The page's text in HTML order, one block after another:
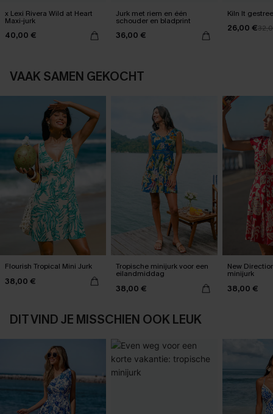
x Lexi Rivera Wild at Heart
Maxi-jurk
40,00 €
Jurk met riem en één
schouder en bladprint
36,00 €
Kiln It
26,00 €
VAAK SAMEN GEKOCHT
Flourish Tropical Mini Jurk
38,00 €
Tropische minijurk voor een
eilandmiddag
38,00 €
New
minijurk
38,00 €
DIT VIND JE MISSCHIEN OOK LEUK